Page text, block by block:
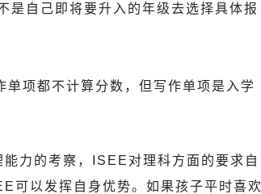
是自己即将要升入的年级去选择具体报
项都不计算分数，但写作单项是入学
力的考察，ISEE对理科方面的要求自
可以发挥自身优势。如果孩子平时喜欢